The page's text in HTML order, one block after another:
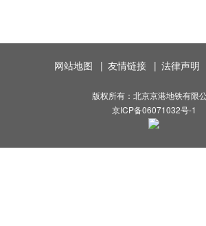
网站地图 | 友情链接 | 法律声明
版权所有：北京京港地铁有限
京ICP备06071032号-1